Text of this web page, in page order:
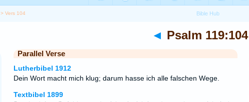
> Vers 104
◄ Psalm 119:104
Parallel Verse
Lutherbibel 1912
Dein Wort macht mich klug; darum hasse ich alle falschen Wege.
Textbibel 1899